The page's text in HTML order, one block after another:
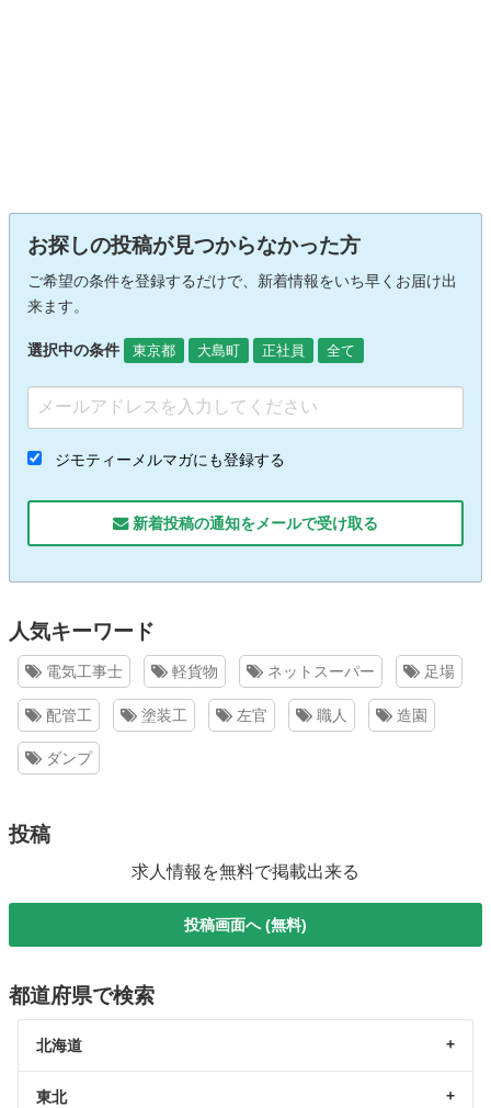
お探しの投稿が見つからなかった方
ご希望の条件を登録するだけで、新着情報をいち早くお届け出
来ます。
選択中の条件 東京都 大島町 正社員 全て
ジモティーメルマガにも登録する
新着投稿の通知をメールで受け取る
人気キーワード
電気工事士 軽貨物 ネットスーパー 足場
配管工 塗装工 左官 職人 造園
ダンプ
投稿
求人情報を無料で掲載出来る
投稿画面へ (無料)
都道府県で検索
北海道
東北